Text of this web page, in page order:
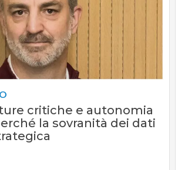
critiche e autonomia
la sovranità dei dati